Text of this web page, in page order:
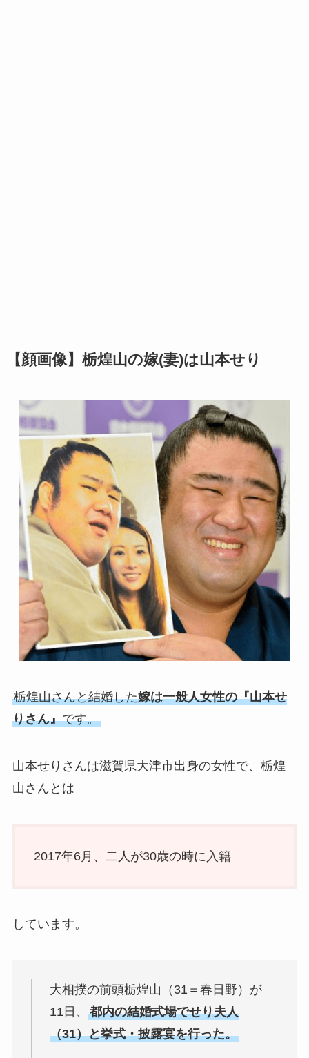
【顔画像】栃煌山の嫁(妻)は山本せり
栃煌山さんと結婚した嫁は一般人女性の『山本せ
りさん』です。
山本せりさんは滋賀県大津市出身の女性で、栃煌
山さんとは
2017年6月、二人が30歳の時に入籍
しています。
大相撲の前頭栃煌山（31＝春日野）が
11日、 都内の結婚式場でせり夫人
（31）と挙式・披露宴を行った。